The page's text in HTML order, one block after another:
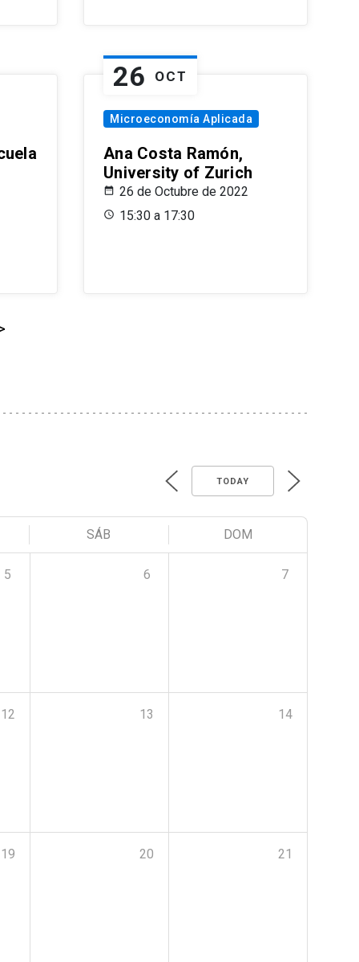
26 OCT
Microeconomía Aplicada
Ana Costa Ramón,
University of Zurich
26 de Octubre de 2022
15:30 a 17:30
TODAY
SÁB DOM
5 6 7
12 13 14
19 20 21